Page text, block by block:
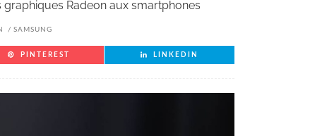
graphiques Radeon aux smartphones
SAMSUNG
PINTEREST LINKEDIN